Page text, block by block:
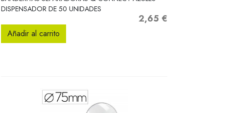
DISPENSADOR DE 50 UNIDADES
Precio
2,65 €
Añadir al carrito